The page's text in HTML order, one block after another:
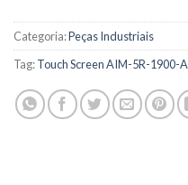
Categoria:Peças Industriais
Tag:Touch Screen AIM-5R-1900-